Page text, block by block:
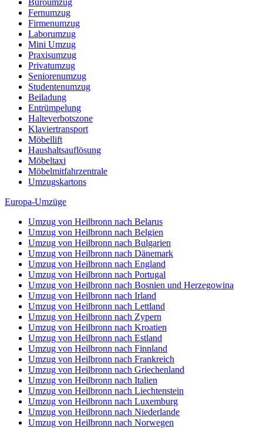
Büroumzug
Fernumzug
Firmenumzug
Laborumzug
Mini Umzug
Praxisumzug
Privatumzug
Seniorenumzug
Studentenumzug
Beiladung
Entrümpelung
Halteverbotszone
Klaviertransport
Möbellift
Haushaltsauflösung
Möbeltaxi
Möbelmitfahrzentrale
Umzugskartons
Europa-Umzüge
Umzug von Heilbronn nach Belarus
Umzug von Heilbronn nach Belgien
Umzug von Heilbronn nach Bulgarien
Umzug von Heilbronn nach Dänemark
Umzug von Heilbronn nach England
Umzug von Heilbronn nach Portugal
Umzug von Heilbronn nach Bosnien und Herzegowina
Umzug von Heilbronn nach Irland
Umzug von Heilbronn nach Lettland
Umzug von Heilbronn nach Zypern
Umzug von Heilbronn nach Kroatien
Umzug von Heilbronn nach Estland
Umzug von Heilbronn nach Finnland
Umzug von Heilbronn nach Frankreich
Umzug von Heilbronn nach Griechenland
Umzug von Heilbronn nach Italien
Umzug von Heilbronn nach Liechtenstein
Umzug von Heilbronn nach Luxemburg
Umzug von Heilbronn nach Niederlande
Umzug von Heilbronn nach Norwegen